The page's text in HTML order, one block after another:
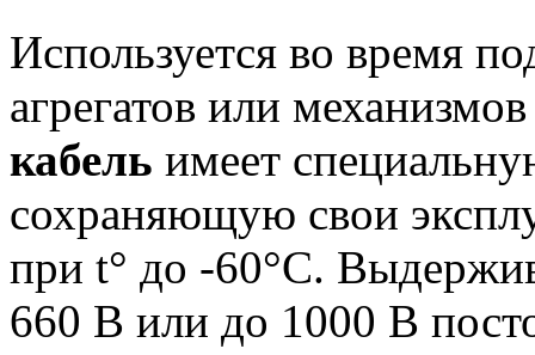
Используется во время
агрегатов или
кабель имеет
сохраняющую свои
при t° до -60°С.
660 В или до 1000 В